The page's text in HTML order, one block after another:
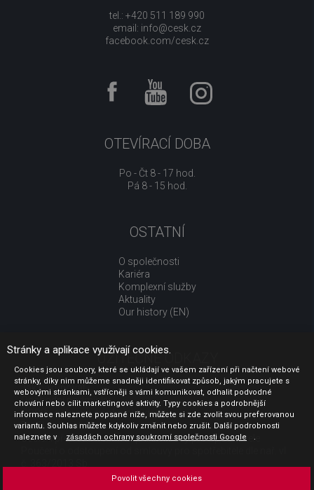
tel.: +420 511 189 990
email: info@cesk.cz
facebook.com/cesk.cz
OTEVÍRACÍ DOBA
Po - Čt 8 - 17 hod.
Pá 8 - 15 hod.
OSTATNÍ
O společnosti
Kariéra
Komplexní služby
Aktuality
Our history (EN)
UŽITEČNÉ ODKAZY
Jak nakupovat
Obchodní podmínky
GDPR - ochrana osobních údajů
Profil zadavatele
Sdělení před uzavřením kupní smlouvy pro spotřebitele
Stránky a aplikace využívají cookies.
Cookies jsou soubory, které se ukládají ve vašem zařízení při načtení webové
stránky, díky nim můžeme snadněji identifikovat způsob, jakým pracujete s
webovými stránkami, vstřícněji s vámi komunikovat, odhalit podvodné
chování nebo cílit marketingové aktivity. Typy cookies a podrobnější
informace naleznete popsané níže, můžete si zde zvolit svou preferovanou
variantu. Souhlas můžete kdykoliv změnit nebo zrušit. Další podrobnosti
naleznete v
zásadách ochrany soukromí společnosti Google .
Povolit všechny cookies